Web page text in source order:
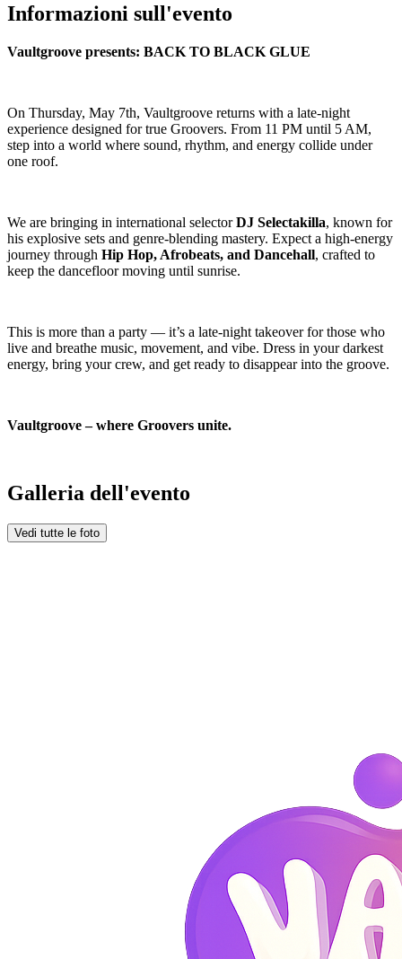
Informazioni sull'evento
Vaultgroove presents: BACK TO BLACK GLUE
On Thursday, May 7th, Vaultgroove returns with a late-night
experience designed for true Groovers. From 11 PM until 5 AM,
step into a world where sound, rhythm, and energy collide under
one roof.
We are bringing in international selectorDJ Selectakilla, known for
his explosive sets and genre-blending mastery. Expect a high-energy
journey through Hip Hop, Afrobeats, and Dancehall, crafted to
keep the dancefloor moving until sunrise.
This is more than a party — it’s a late-night takeover for those who
live and breathe music, movement, and vibe. Dress in your darkest
energy, bring your crew, and get ready to disappear into the groove.
Vaultgroove – where Groovers unite.
Galleria dell'evento
Vedi tutte le foto